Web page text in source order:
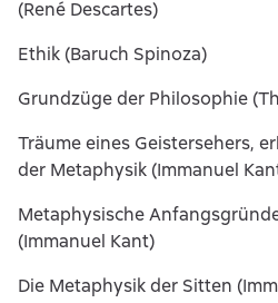
(René Descartes)
Ethik (Baruch Spinoza)
Grundzüge der Philosophie
Träume eines Geistersehers,
der Metaphysik (Immanuel
Metaphysische
(Immanuel Kant)
Die Metaphysik der Sitten